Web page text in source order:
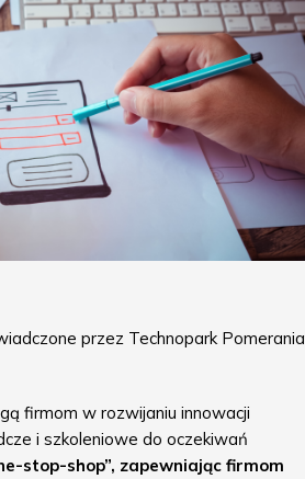
przez Technopark Pomerania
firmom w rozwijaniu innowacji
i szkoleniowe do oczekiwań
stop-shop”, zapewniając firmom